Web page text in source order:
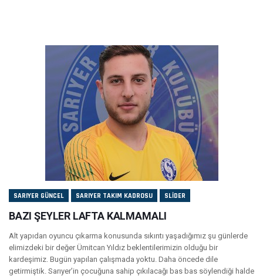
SARIYER GÜNCEL SARIYER TAKIM KADROSU SLIDER
BAZI ŞEYLER LAFTA KALMAMALI
Alt yapıdan oyuncu çıkarma konusunda sıkıntı yaşadığımız şu günlerde
elimizdeki bir değer Ümitcan Yıldız beklentilerimizin olduğu bir
kardeşimiz. Bugün yapılan çalışmada yoktu. Daha öncede dile
getirmiştik. Sarıyer’in çocuğuna sahip çıkılacağı bas bas söylendiği halde